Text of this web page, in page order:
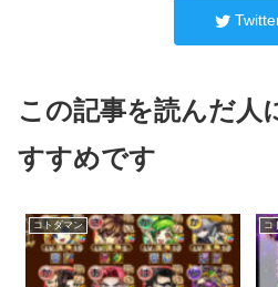
この記事を読んだ人
すすめです
コトダマン コ